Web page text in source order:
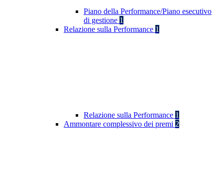
Piano della Performance/Piano esecutivo
di gestione 1
Relazione sulla Performance 1
Relazione sulla Performance 1
Ammontare complessivo dei premi 2